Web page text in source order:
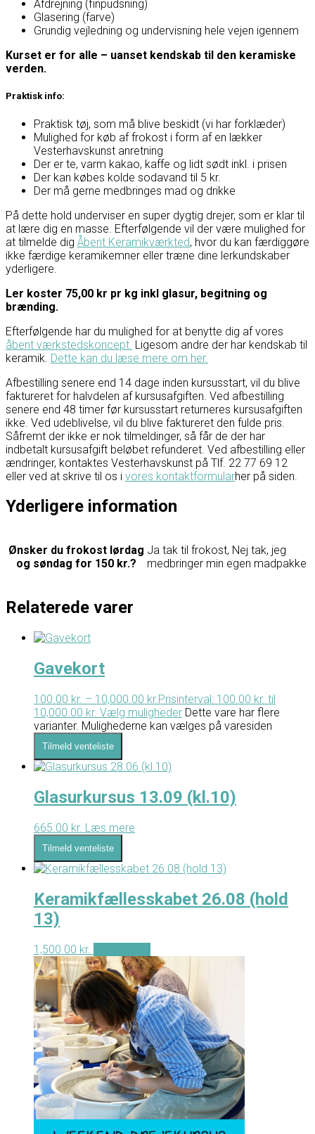
Afdrejning (finpudsning)
Glasering (farve)
Grundig vejledning og undervisning hele vejen igennem
Kurset er for alle – uanset kendskab til den keramiske
verden.
Praktisk info:
Praktisk tøj, som må blive beskidt (vi har forklæder)
Mulighed for køb af frokost i form af en lækker
Vesterhavskunst anretning
Der er te, varm kakao, kaffe og lidt sødt inkl. i prisen
Der kan købes kolde sodavand til 5 kr.
Der må gerne medbringes mad og drikke
På dette hold underviser en super dygtig drejer, som er klar til
at lære dig en masse. Efterfølgende vil der være mulighed for
at tilmelde dig Åbent Keramikværkted, hvor du kan færdiggøre
ikke færdige keramikemner eller træne dine lerkundskaber
yderligere.
Ler koster 75,00 kr pr kg inkl glasur, begitning og
brænding.
Efterfølgende har du mulighed for at benytte dig af vores
åbent værkstedskoncept. Ligesom andre der har kendskab til
keramik. Dette kan du læse mere om her.
Afbestilling senere end 14 dage inden kursusstart, vil du blive
faktureret for halvdelen af kursusafgiften. Ved afbestilling
senere end 48 timer før kursusstart returneres kursusafgiften
ikke. Ved udeblivelse, vil du blive faktureret den fulde pris.
Såfremt der ikke er nok tilmeldinger, så får de der har
indbetalt kursusafgift beløbet refunderet. Ved afbestilling eller
ændringer, kontaktes Vesterhavskunst på Tlf. 22 77 69 12
eller ved at skrive til os i vores kontaktformularher på siden.
Yderligere information
Ønsker du frokost lørdag
og søndag for 150 kr.?
Ja tak til frokost, Nej tak, jeg
medbringer min egen madpakke
Relaterede varer
Gavekort
100.00 kr. – 10,000.00 kr.Prisinterval: 100.00 kr. til
10,000.00 kr. Vælg muligheder Dette vare har flere
varianter. Mulighederne kan vælges på varesiden
Tilmeld venteliste
Glasurkursus 13.09 (kl.10)
665.00 kr. Læs mere
Tilmeld venteliste
Keramikfællesskabet 26.08 (hold
13)
1,500.00 kr.